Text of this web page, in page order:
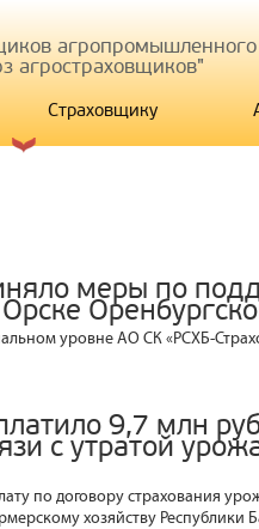
агростраховщиков"
Страховщику
меры по
уровне АО СК «РСХБ-
9,7 млн
с утратой
по договору страхования
хозяйству Республики